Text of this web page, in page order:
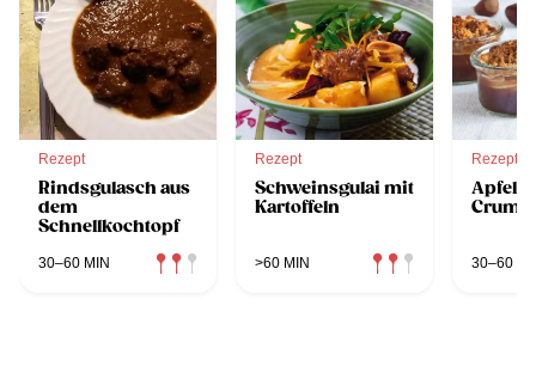
Rezept
Rindsgulasch aus
dem
Schnellkochtopf
30–60 MIN
Rezept
Schweinsgulai mit
Kartoffeln
>60 MIN
Rezept
Apfel-
30–60